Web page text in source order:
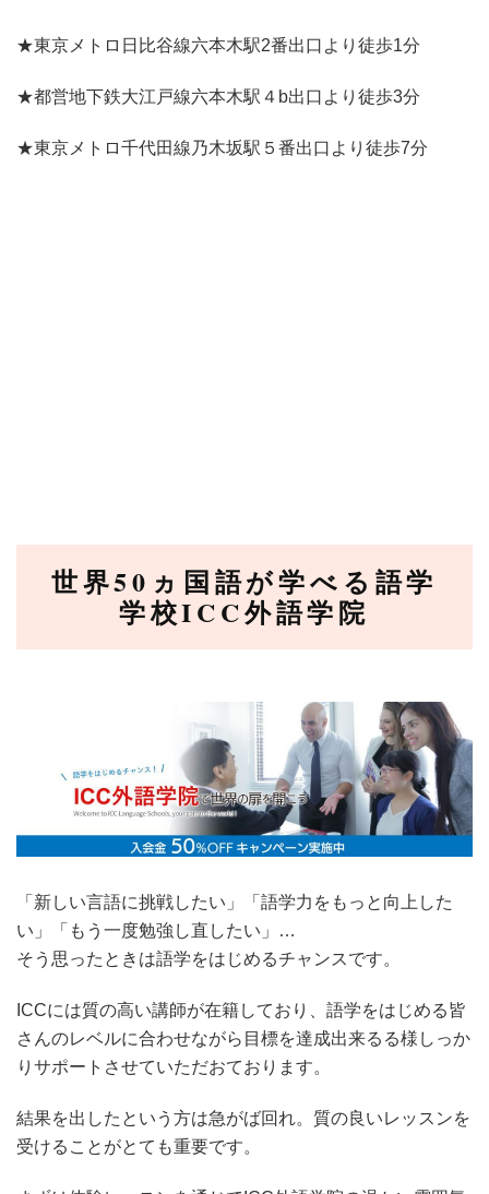
★東京メトロ日比谷線六本木駅2番出口より徒歩1分
★都営地下鉄大江戸線六本木駅４b出口より徒歩3分
★東京メトロ千代田線乃木坂駅５番出口より徒歩7分
世界50ヵ国語が学べる語学
学校ICC外語学院
「新しい言語に挑戦したい」「語学力をもっと向上した
い」「もう一度勉強し直したい」…
そう思ったときは語学をはじめるチャンスです。
ICCには質の高い講師が在籍しており、語学をはじめる皆
さんのレベルに合わせながら目標を達成出来るる様しっか
りサポートさせていただおております。
結果を出したという方は急がば回れ。質の良いレッスンを
受けることがとても重要です。